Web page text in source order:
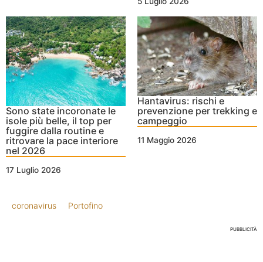
Sono state incoronate le
isole più belle, il top per
fuggire dalla routine e
ritrovare la pace interiore
nel 2026
17 Luglio 2026
Hantavirus: rischi e
prevenzione per trekking e
campeggio
11 Maggio 2026
coronavirus Portofino
PUBBLICITÀ